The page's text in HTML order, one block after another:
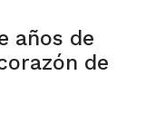
años de
de